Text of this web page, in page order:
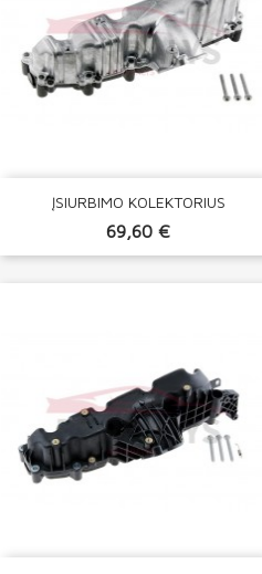
ĮSIURBIMO KOLEKTORIUS
69,60 €